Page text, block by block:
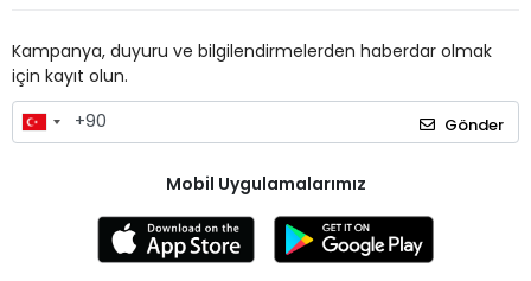
Kampanya, duyuru ve bilgilendirmelerden haberdar olmak
için kayıt olun.
Gönder
Mobil Uygulamalarımız